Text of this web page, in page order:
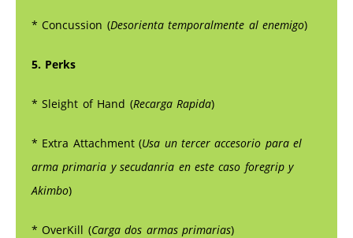
* Concussion (Desorienta temporalmente al enemigo)
5. Perks
* Sleight of Hand (Recarga Rapida)
* Extra Attachment (Usa un tercer accesorio para el
arma primaria y secudanria en este caso foregrip y
Akimbo)
* OverKill (Carga dos armas primarias)